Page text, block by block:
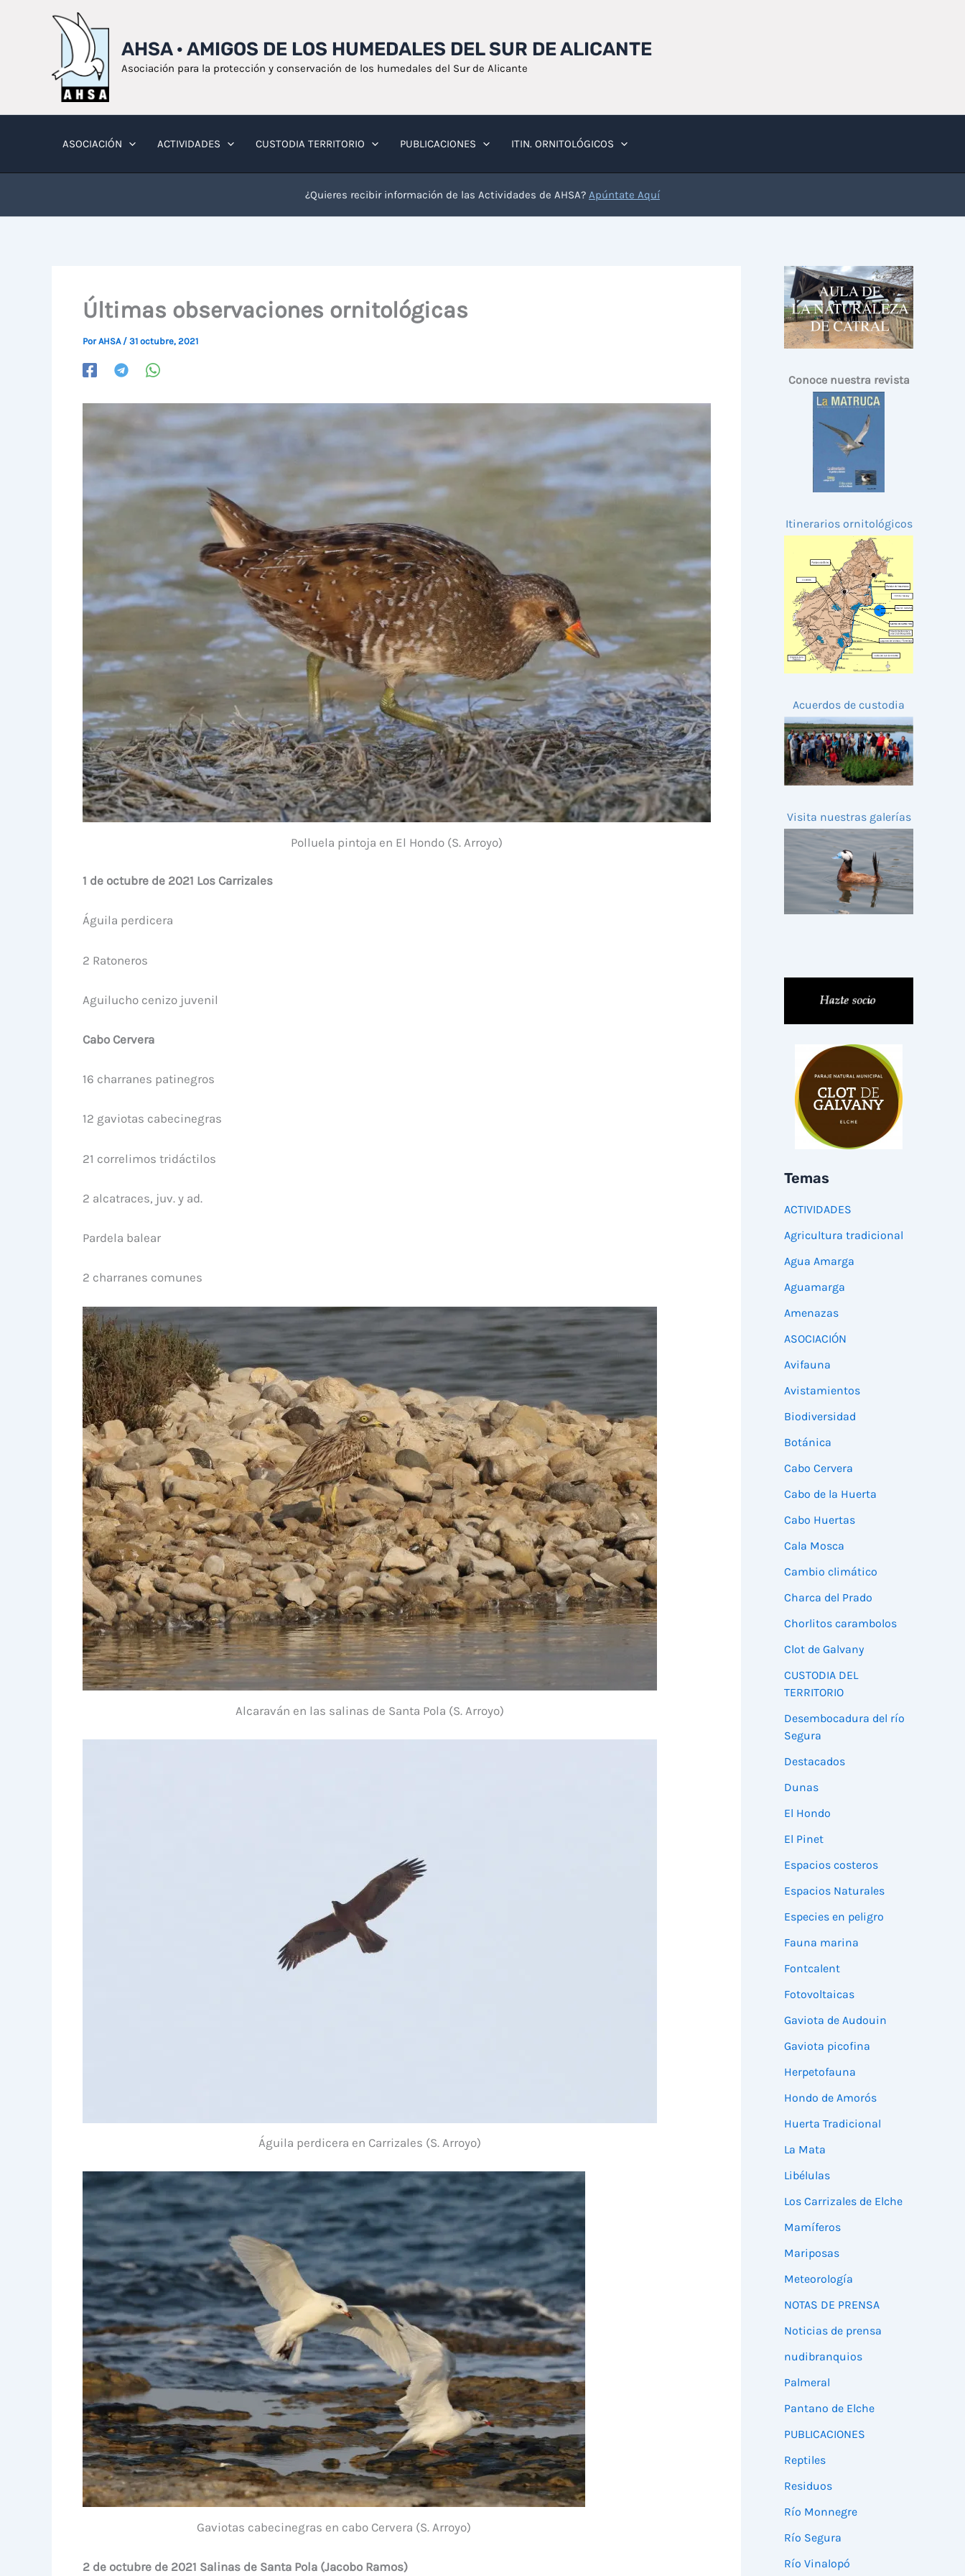
AHSA · AMIGOS DE LOS HUMEDALES DEL SUR DE ALICANTE
Asociación para la protección y conservación de los humedales del Sur de Alicante
ASOCIACIÓN ACTIVIDADES CUSTODIA TERRITORIO PUBLICACIONES ITIN. ORNITOLÓGICOS
¿Quieres recibir información de las Actividades de AHSA? Apúntate Aquí
Últimas observaciones ornitológicas
PorAHSA / 31 octubre, 2021
Polluela pintoja en El Hondo (S. Arroyo)
1 de octubre de 2021 Los Carrizales
Águila perdicera
2 Ratoneros
Aguilucho cenizo juvenil
Cabo Cervera
16 charranes patinegros
12 gaviotas cabecinegras
21 correlimos tridáctilos
2 alcatraces, juv. y ad.
Pardela balear
2 charranes comunes
Alcaraván en las salinas de Santa Pola (S. Arroyo)
Águila perdicera en Carrizales (S. Arroyo)
Gaviotas cabecinegras en cabo Cervera (S. Arroyo)
2 de octubre de 2021 Salinas de Santa Pola (Jacobo Ramos)
Conoce nuestra revista
Itinerarios ornitológicos
Acuerdos de custodia
Visita nuestras galerías
Temas
ACTIVIDADES
Agricultura tradicional
Agua Amarga
Aguamarga
Amenazas
ASOCIACIÓN
Avifauna
Avistamientos
Biodiversidad
Botánica
Cabo Cervera
Cabo de la Huerta
Cabo Huertas
Cala Mosca
Cambio climático
Charca del Prado
Chorlitos carambolos
Clot de Galvany
CUSTODIA DEL
TERRITORIO
Desembocadura del río
Segura
Destacados
Dunas
El Hondo
El Pinet
Espacios costeros
Espacios Naturales
Especies en peligro
Fauna marina
Fontcalent
Fotovoltaicas
Gaviota de Audouin
Gaviota picofina
Herpetofauna
Hondo de Amorós
Huerta Tradicional
La Mata
Libélulas
Los Carrizales de Elche
Mamíferos
Mariposas
Meteorología
NOTAS DE PRENSA
Noticias de prensa
nudibranquios
Palmeral
Pantano de Elche
PUBLICACIONES
Reptiles
Residuos
Río Monnegre
Río Segura
Río Vinalopó